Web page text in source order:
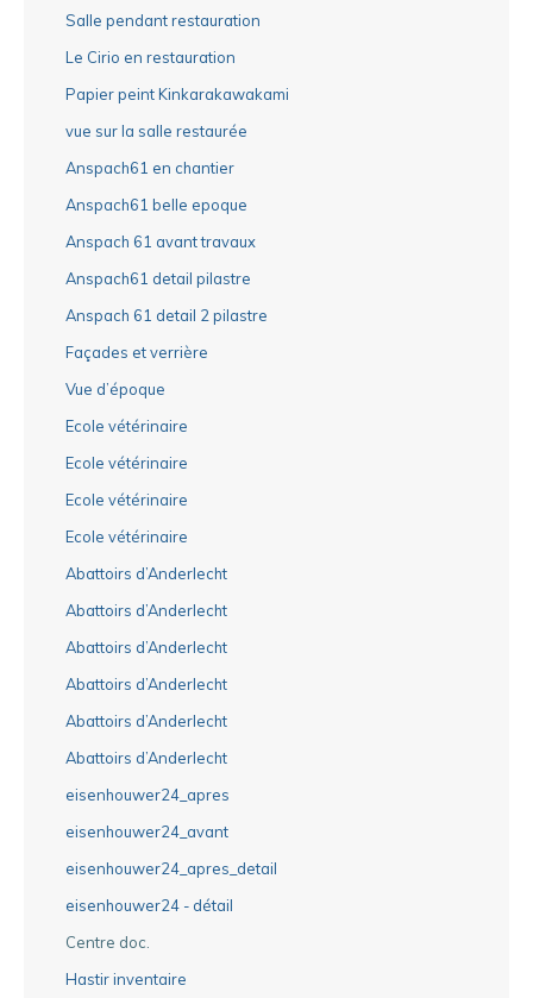
Salle pendant restauration
Le Cirio en restauration
Papier peint Kinkarakawakami
vue sur la salle restaurée
Anspach61 en chantier
Anspach61 belle epoque
Anspach 61 avant travaux
Anspach61 detail pilastre
Anspach 61 detail 2 pilastre
Façades et verrière
Vue d’époque
Ecole vétérinaire
Ecole vétérinaire
Ecole vétérinaire
Ecole vétérinaire
Abattoirs d’Anderlecht
Abattoirs d’Anderlecht
Abattoirs d’Anderlecht
Abattoirs d’Anderlecht
Abattoirs d’Anderlecht
Abattoirs d’Anderlecht
eisenhouwer24_apres
eisenhouwer24_avant
eisenhouwer24_apres_detail
eisenhouwer24 - détail
Centre doc.
Hastir inventaire